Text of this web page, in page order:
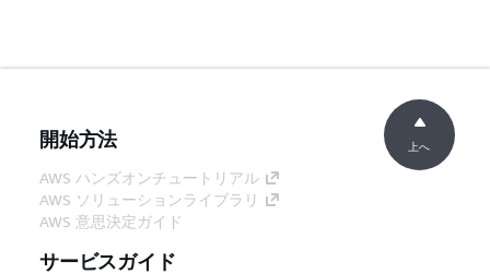
開始方法
AWS ハンズオンチュートリアル
AWS ソリューションライブラリ
AWS 意思決定ガイド
サービスガイド
上へ